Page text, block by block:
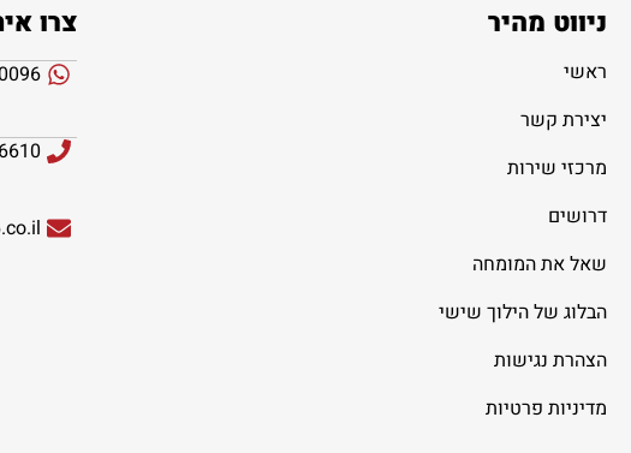
ניווט מהיר
ראשי
יצירת קשר
מרכזי שירות
דרושים
שאל את המומחה
הבלוג של הילוך שישי
הצהרת נגישות
מדיניות פרטיות
צרו